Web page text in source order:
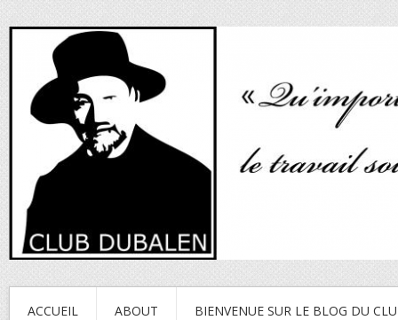
ACCUEIL ABOUT BIENVENUE SUR LE BLOG DU